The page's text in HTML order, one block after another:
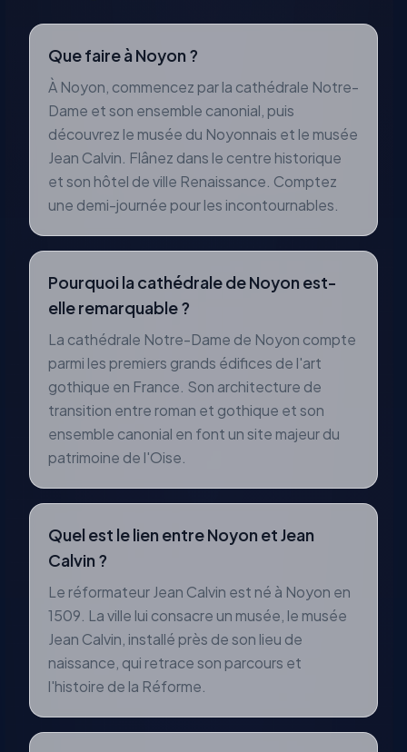
Que faire à Noyon ?
À Noyon, commencez par la cathédrale Notre-
Dame et son ensemble canonial, puis
découvrez le musée du Noyonnais et le musée
Jean Calvin. Flânez dans le centre historique
et son hôtel de ville Renaissance. Comptez
une demi-journée pour les incontournables.
Pourquoi la cathédrale de Noyon est-
elle remarquable ?
La cathédrale Notre-Dame de Noyon compte
parmi les premiers grands édifices de l'art
gothique en France. Son architecture de
transition entre roman et gothique et son
ensemble canonial en font un site majeur du
patrimoine de l'Oise.
Quel est le lien entre Noyon et Jean
Calvin ?
Le réformateur Jean Calvin est né à Noyon en
1509. La ville lui consacre un musée, le musée
Jean Calvin, installé près de son lieu de
naissance, qui retrace son parcours et
l'histoire de la Réforme.